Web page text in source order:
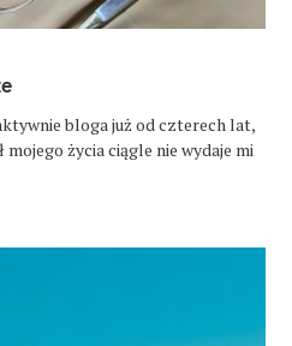
bloga już od czterech lat,
życia ciągle nie wydaje mi